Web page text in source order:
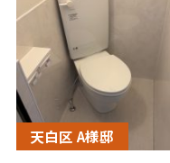
天白区 A様邸